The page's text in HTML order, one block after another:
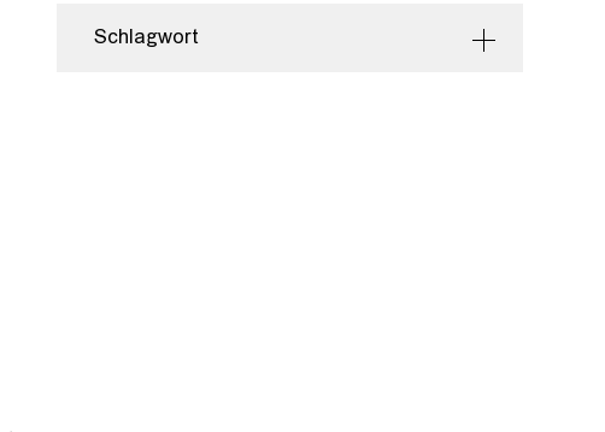
Schlagwort